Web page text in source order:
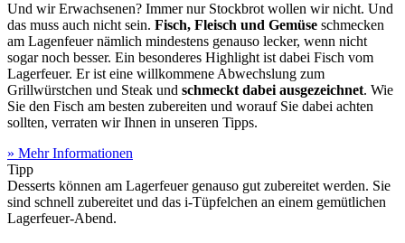
Und wir Erwachsenen? Immer nur Stockbrot wollen wir nicht. Und
das muss auch nicht sein. Fisch, Fleisch und Gemüse schmecken
am Lagenfeuer nämlich mindestens genauso lecker, wenn nicht
sogar noch besser. Ein besonderes Highlight ist dabei Fisch vom
Lagerfeuer. Er ist eine willkommene Abwechslung zum
Grillwürstchen und Steak und schmeckt dabei ausgezeichnet. Wie
Sie den Fisch am besten zubereiten und worauf Sie dabei achten
sollten, verraten wir Ihnen in unseren Tipps.
» Mehr Informationen
Tipp
Desserts können am Lagerfeuer genauso gut zubereitet werden. Sie
sind schnell zubereitet und das i-Tüpfelchen an einem gemütlichen
Lagerfeuer-Abend.